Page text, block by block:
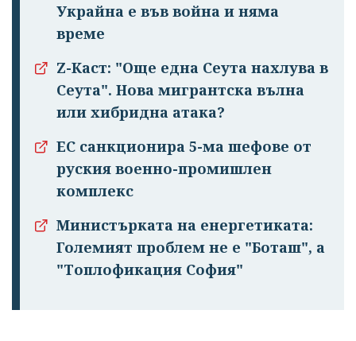
Украйна е във война и няма
време
Z-Каст: "Още една Сеута нахлува в
Сеута". Нова мигрантска вълна
или хибридна атака?
ЕС санкционира 5-ма шефове от
руския военно-промишлен
комплекс
Министърката на енергетиката:
Големият проблем не е "Боташ", а
"Топлофикация София"